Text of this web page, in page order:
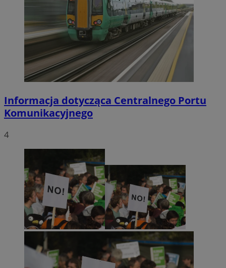
Informacja dotycząca Centralnego Portu
Komunikacyjnego
4